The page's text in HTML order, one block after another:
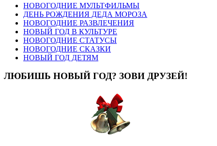
НОВОГОДНИЕ МУЛЬТФИЛЬМЫ
ДЕНЬ РОЖДЕНИЯ ДЕДА МОРОЗА
НОВОГОДНИЕ РАЗВЛЕЧЕНИЯ
НОВЫЙ ГОД В КУЛЬТУРЕ
НОВОГОДНИЕ СТАТУСЫ
НОВОГОДНИЕ СКАЗКИ
НОВЫЙ ГОД ДЕТЯМ
ЛЮБИШЬ НОВЫЙ ГОД? ЗОВИ ДРУЗЕЙ!